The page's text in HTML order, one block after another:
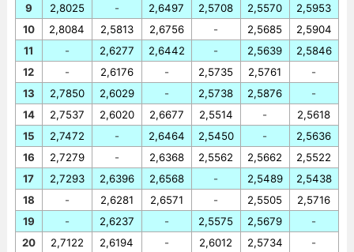
9
10
11
12
13
14
15
16
17
18
19
20
2,8025
2,8084
-
-
2,7850
2,7537
2,7472
2,7279
2,7293
-
-
2,7122
-
2,5813
2,6277
2,6176
2,6029
2,6020
-
-
2,6396
2,6281
2,6237
2,6194
2,6497
2,6756
2,6442
-
-
2,6677
2,6464
2,6368
2,6568
2,6571
-
-
2,5708
-
-
2,5735
2,5738
2,5514
2,5450
2,5562
-
-
2,5575
2,6012
2,5570
2,5685
2,5639
2,5761
2,5876
-
-
2,5662
2,5489
2,5505
2,5679
2,5734
2,5953
2,5904
2,5846
-
-
2,5618
2,5636
2,5522
2,5438
2,5716
-
-